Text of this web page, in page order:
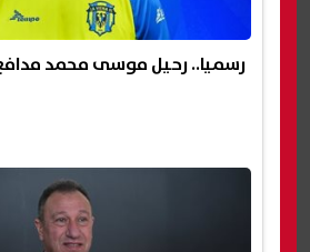
رسميا.. رحيل موسى محمد مدافع